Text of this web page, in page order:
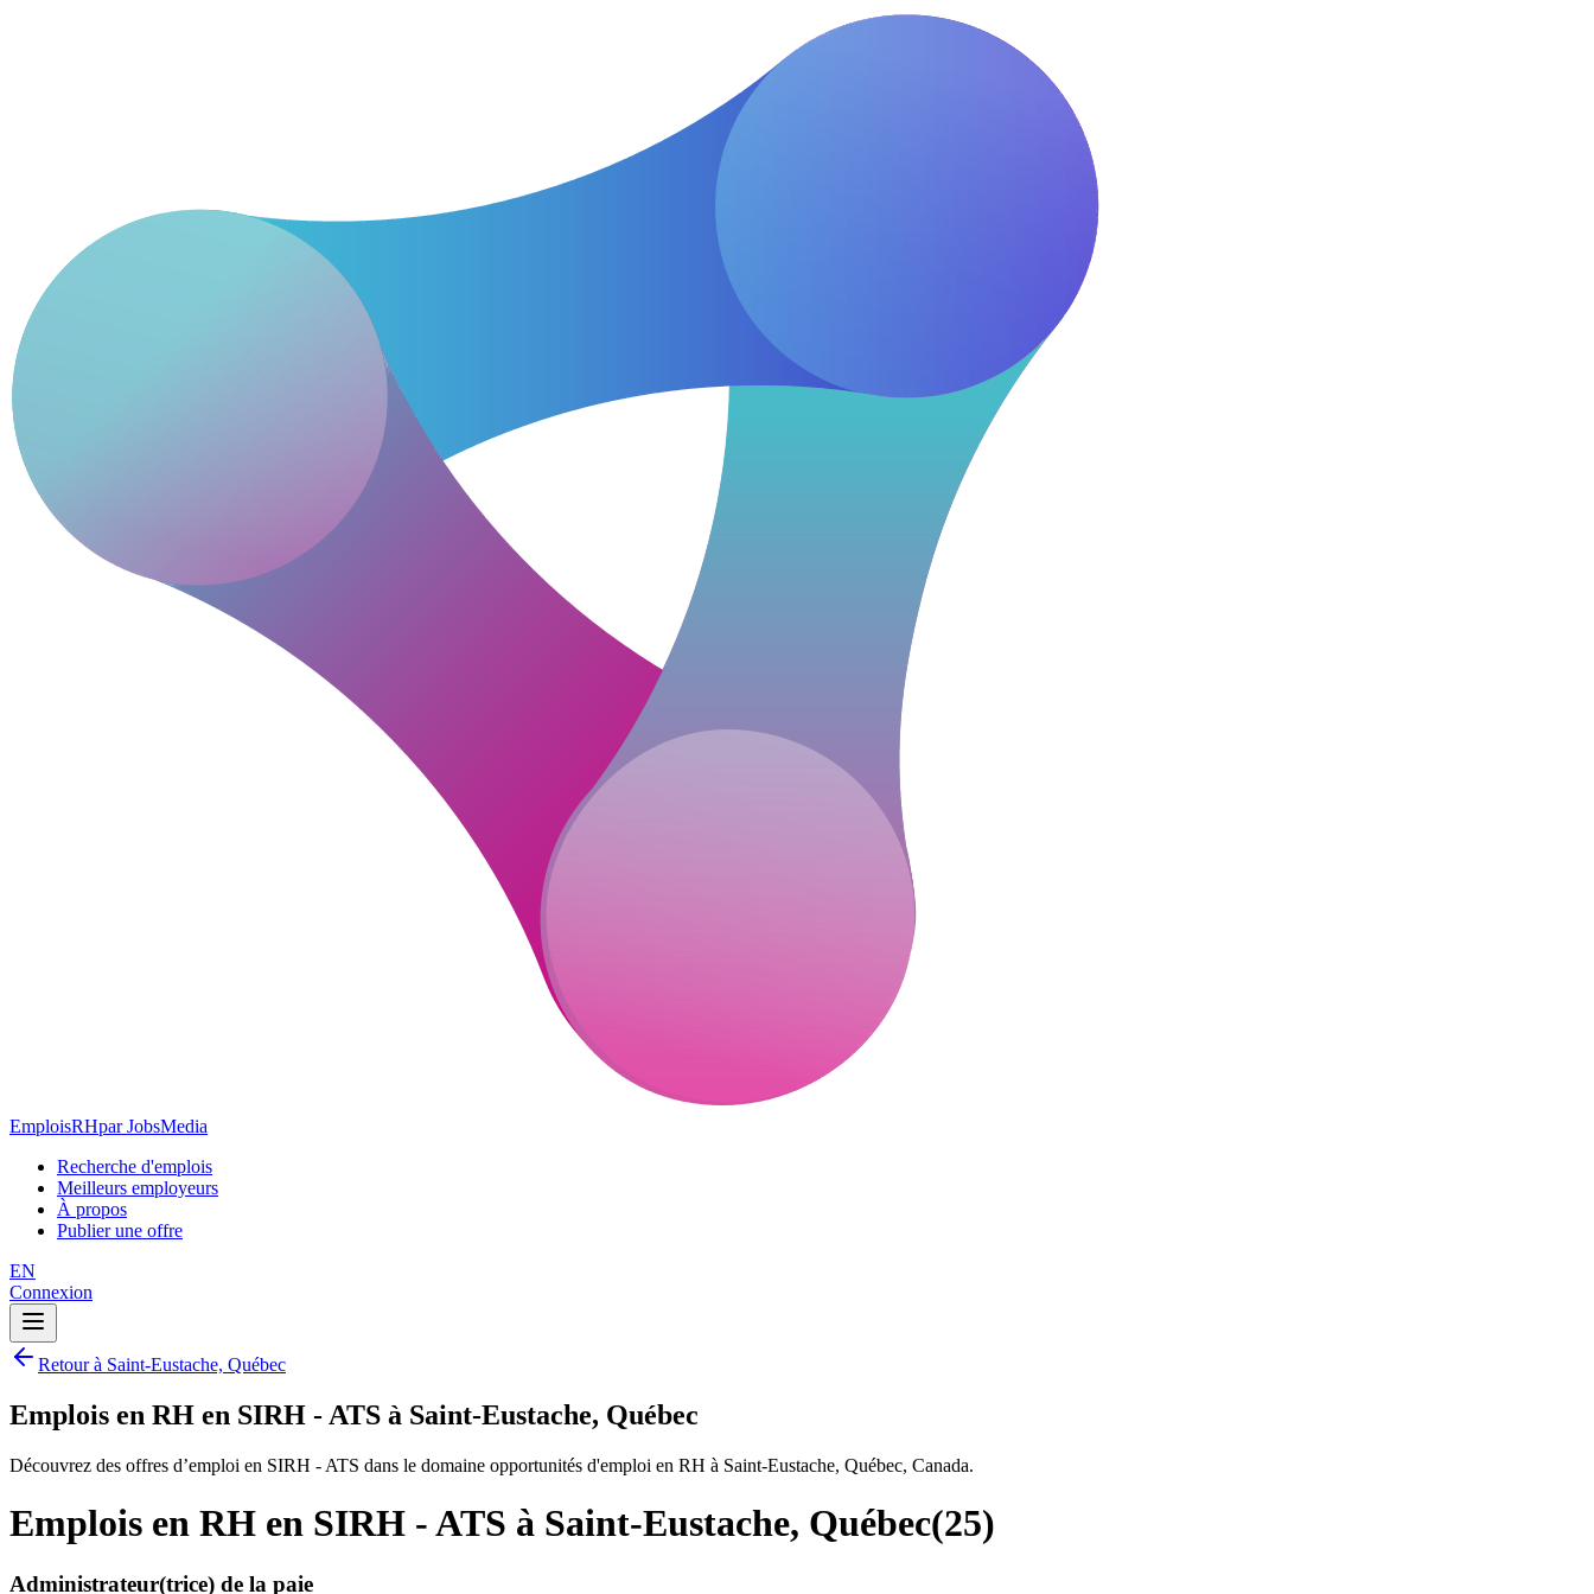
EmploisRHpar JobsMedia
Recherche d'emplois
Meilleurs employeurs
À propos
Publier une offre
EN
Connexion
Retour à Saint-Eustache, Québec
Emplois en RH en SIRH - ATS à Saint-Eustache, Québec
Découvrez des offres d’emploi en SIRH - ATS dans le domaine opportunités d'emploi en RH à Saint-Eustache, Québec, Canada.
Emplois en RH en SIRH - ATS à Saint-Eustache, Québec(25)
Administrateur(trice) de la paie